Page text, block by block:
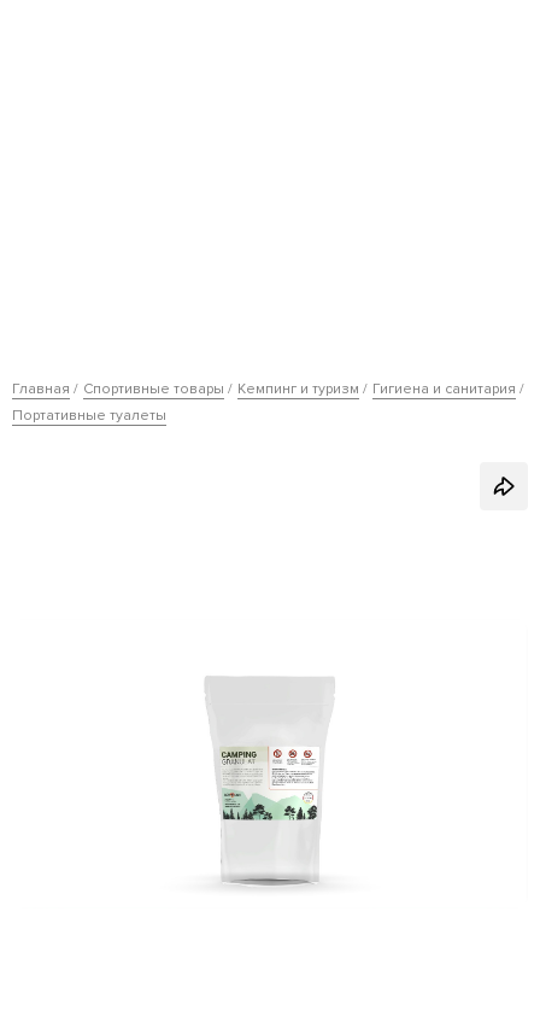
Главная Спортивные товары Кемпинг и туризм
Гигиена и санитария
Портативные туалеты